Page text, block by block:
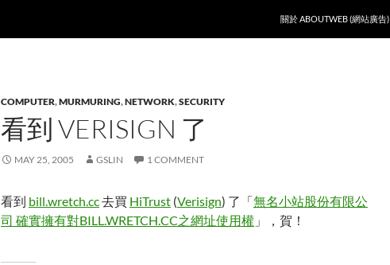
關於 ABOUTWEB (網站廣告)
COMPUTER,MURMURING,NETWORK,SECURITY
看到 VERISIGN 了
MAY 25, 2005 GSLIN 1 COMMENT
看到 bill.wretch.cc去買 HiTrust (Verisign) 了「無名小站股份有限公
司 確實擁有對BILL.WRETCH.CC之網址使用權 」，賀！